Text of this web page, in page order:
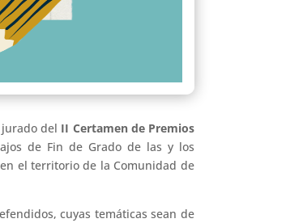
del II Certamen de Premios
de Fin de Grado de las y los
el territorio de la Comunidad de
cuyas temáticas sean de